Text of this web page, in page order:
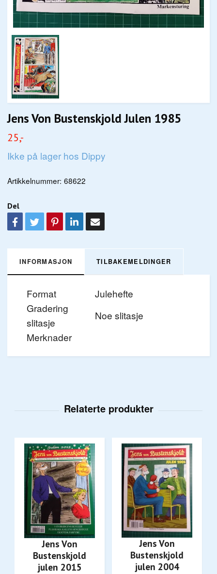
Jens Von Bustenskjold Julen 1985
25,-
Ikke på lager hos Dippy
Artikkelnummer: 68622
Del
INFORMASJON TILBAKEMELDINGER
Format
Julehefte
Gradering
slitasje
Noe slitasje
Merknader
Jens Von
Bustenskjold
julen 2015
Jens Von
Bustenskjold
julen 2004